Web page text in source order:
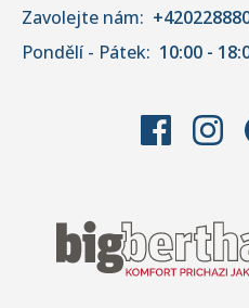
Zavolejte nám:
Pondělí - Pátek: 10:00 -